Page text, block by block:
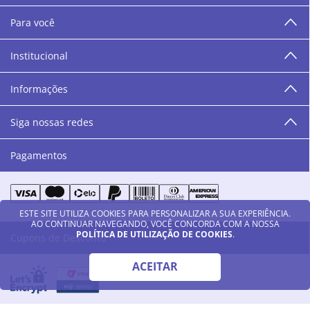
ESTE SITE UTILIZA COOKIES PARA PERSONALIZAR A SUA EXPERIÊNCIA.
AO CONTINUAR NAVEGANDO, VOCÊ CONCORDA COM A NOSSA
POLÍTICA DE UTILIZAÇÃO DE COOKIES.
ACEITAR
A Danny Cosméticos é uma tradicional rede de
1978, na cidade Americana/SP e hoje, com 21 lojas
físicas, está presente em 13 cidades do estado de São
Paulo. Ingressou na loja online em 2012, quando